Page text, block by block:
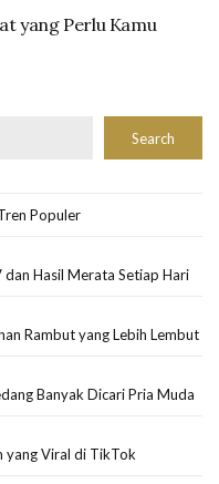
yang Perlu Kamu
Search
Populer
dan Hasil Merata Setiap Hari
Rambut yang Lebih Lembut
Banyak Dicari Pria Muda
yang Viral di TikTok